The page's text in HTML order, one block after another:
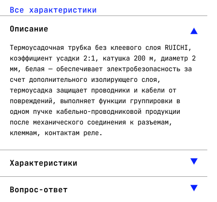
Все характеристики
Описание
Термоусадочная трубка без клеевого слоя RUICHI,
коэффициент усадки 2:1, катушка 200 м, диаметр 2
мм, белая — обеспечивает электробезопасность за
счет дополнительного изолирующего слоя,
термоусадка защищает проводники и кабели от
повреждений, выполняет функции группировки в
одном пучке кабельно-проводниковой продукции
после механического соединения к разъемам,
клеммам, контактам реле.
Характеристики
Вопрос-ответ